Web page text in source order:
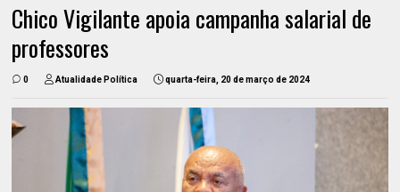
Chico Vigilante apoia campanha salarial de
professores
0 Atualidade Política quarta-feira, 20 de março de 2024